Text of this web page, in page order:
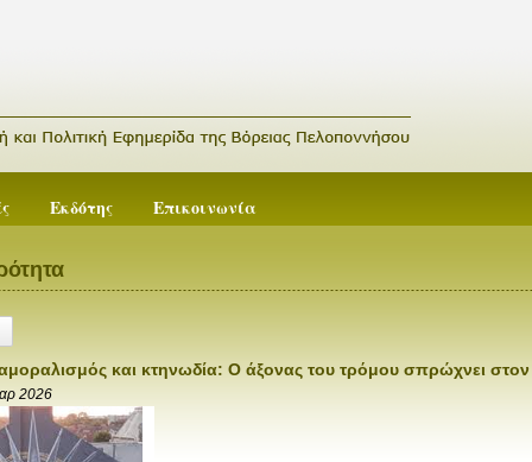
Εκδότης Επικοινωνία
αμοραλισμός και κτηνωδία: Ο άξονας του τρόμου σπρώχνει
2026